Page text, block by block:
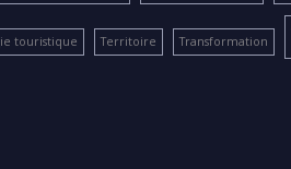
touristique Territoire Transformation